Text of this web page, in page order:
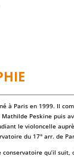
à Paris en 1999. Il
Peskine puis
le violoncelle
du 17° arr. de
conservatoire qu’il suit,